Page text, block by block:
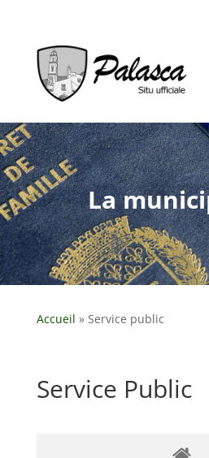
La
Accueil » Service public
Service Public